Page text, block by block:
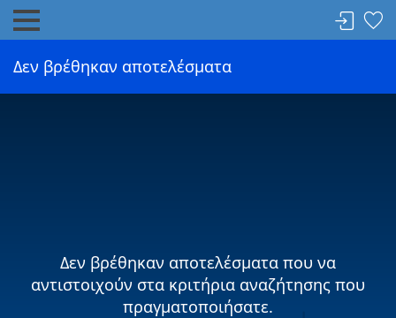
Δεν βρέθηκαν αποτελέσματα
Δεν βρέθηκαν αποτελέσματα που να
αντιστοιχούν στα κριτήρια αναζήτησης που
πραγματοποιήσατε.